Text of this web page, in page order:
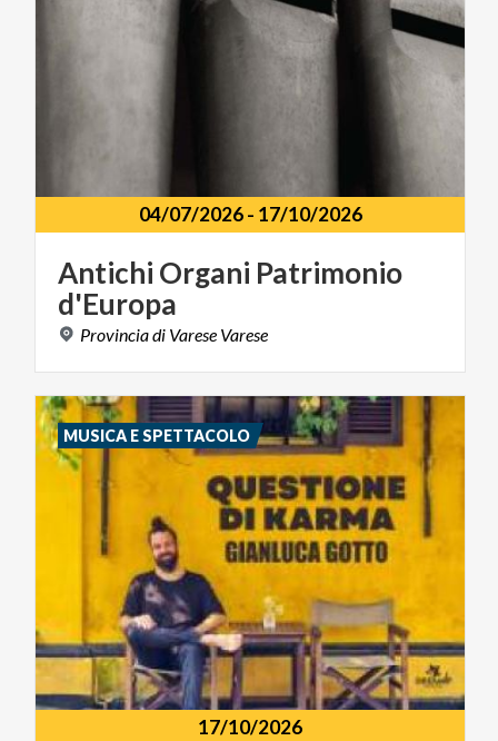
04/07/2026- 17/10/2026
Antichi Organi Patrimonio
d'Europa
Provinciadi Varese Varese
17/10/2026
MUSICA E SPETTACOLO